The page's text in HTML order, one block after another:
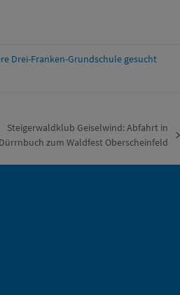
Drei-Franken-Grundschule gesucht
Steigerwaldklub Geiselwind: Abfahrt in
Dürrnbuch zum Waldfest Oberscheinfeld